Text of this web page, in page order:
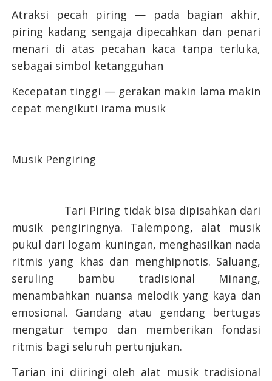
Atraksi pecah piring — pada bagian akhir,
piring kadang sengaja dipecahkan dan penari
menari di atas pecahan kaca tanpa terluka,
sebagai simbol ketangguhan
Kecepatan tinggi — gerakan makin lama makin
cepat mengikuti irama musik
Musik Pengiring
Tari Piring tidak bisa dipisahkan dari
musik pengiringnya. Talempong, alat musik
pukul dari logam kuningan, menghasilkan nada
ritmis yang khas dan menghipnotis. Saluang,
seruling bambu tradisional Minang,
menambahkan nuansa melodik yang kaya dan
emosional. Gandang atau gendang bertugas
mengatur tempo dan memberikan fondasi
ritmis bagi seluruh pertunjukan.
Tarian ini diiringi oleh alat musik tradisional